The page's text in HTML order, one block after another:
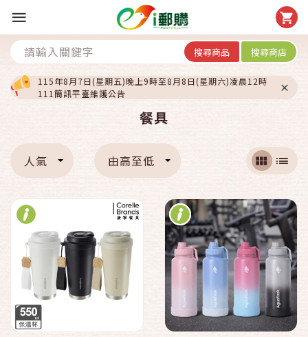
搜尋商品 搜尋商店
115年8月7日(星期五)晚上9時至8月8日(星期六)凌晨12時
111簡訊平臺維護公告
餐具
人氣 由高至低